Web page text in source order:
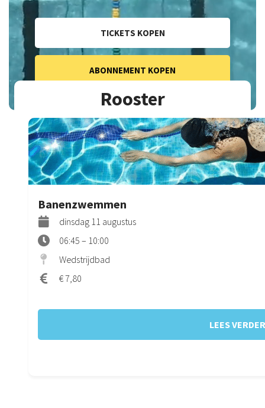
TICKETS KOPEN
ABONNEMENT KOPEN
Rooster
Banenzwemmen
dinsdag 11 augustus
06:45 – 10:00
Wedstrijdbad
€ 7,80
LEES VERDER